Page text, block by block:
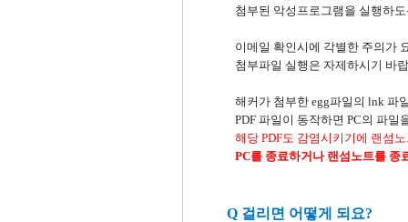
첨부된 악성프로그램을 실행하
이메일 확인시에 각별한 주의가
첨부파일 실행은 자제하시기 바
해커가 첨부한 egg파일의 lnk 파
PDF 파일이 동작하면 PC의 파일
해당 PDF도 감염시키기에 랜섬
PC를 종료하거나 랜섬노트를 종
Q 걸리면 어떻게 되요?